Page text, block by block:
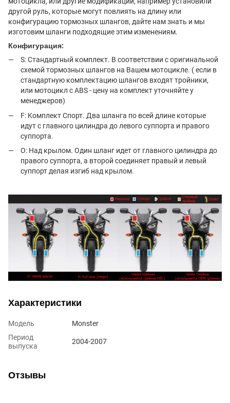
другой руль, которые могут повлиять на длину или
конфигурацию тормозных шлангов, дайте нам знать и мы
изготовим шланги подходящие этим изменениям.
Конфигурация:
S: Стандартный комплект. В соответствии с оригинальной
схемой тормозных шлангов на Вашем мотоцикле. ( если в
стандартную комплектацию шлангов входят тройники,
или мотоцикл с ABS - цену на комплект уточняйте у
менеджеров)
F: Kомплект Спорт. Два шланга по всей длине которые
идут c главного цилиндра до левого суппорта и правого
суппорта.
O: Над крылом. Один шланг идет от главного цилиндра до
правого суппорта, а второй соединяет правый и левый
суппорт делая изгиб над крылом.
Характеристики
Модель
Monster
Период
выпуска
2004-2007
Отзывы